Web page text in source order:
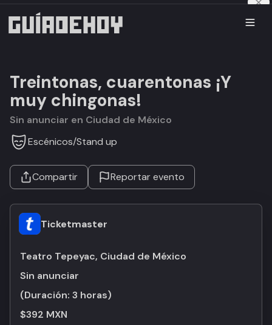
Treintonas, cuarentonas ¡Y
muy chingonas!
Sin anunciar en Ciudad de México
Escénicos/Stand up
Compartir Reportar evento
Ticketmaster
Teatro Tepeyac, Ciudad de México
Sin anunciar
(Duración: 3 horas)
$392 MXN